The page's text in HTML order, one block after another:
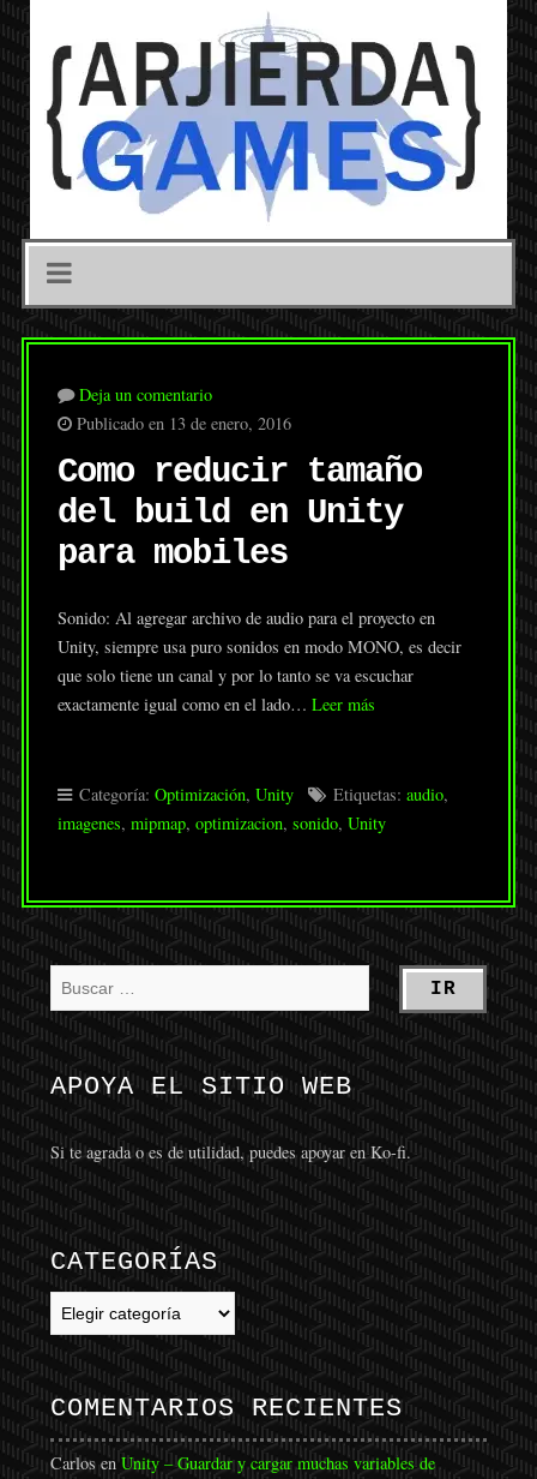
Deja un comentario
Publicado en 13 de enero, 2016
Como reducir tamaño
del build en Unity
para mobiles
Sonido: Al agregar archivo de audio para el proyecto en
Unity, siempre usa puro sonidos en modo MONO, es decir
que solo tiene un canal y por lo tanto se va escuchar
exactamente igual como en el lado… Leer más
Categoría: Optimización, Unity Etiquetas: audio,
imagenes, mipmap, optimizacion, sonido, Unity
APOYA EL SITIO WEB
Si te agrada o es de utilidad, puedes apoyar en Ko-fi.
CATEGORÍAS
Categorías
COMENTARIOS RECIENTES
CarlosenUnity – Guardar y cargar muchas variables de